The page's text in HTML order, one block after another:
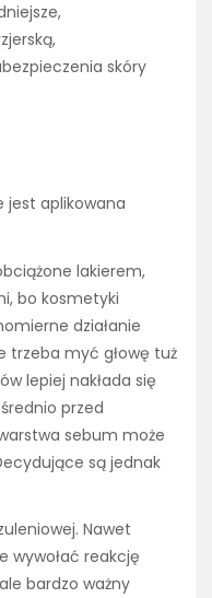
skóry
jest aplikowana
lakierem,
bo kosmetyki
działanie
trzeba myć głowę tuż
lepiej nakłada się
przed
sebum może
są jednak
Nawet
wywołać reakcję
bardzo ważny